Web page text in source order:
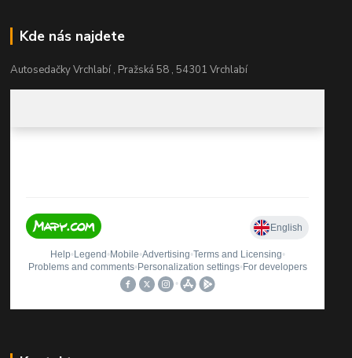
Kde nás najdete
Autosedačky Vrchlabí , Pražská 58 , 54301 Vrchlabí